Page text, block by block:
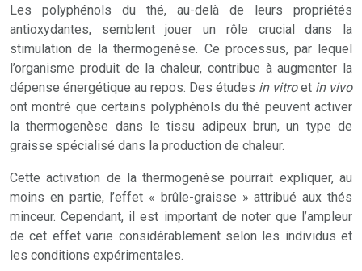
Les polyphénols du thé, au-delà de leurs propriétés
antioxydantes, semblent jouer un rôle crucial dans la
stimulation de la thermogenèse. Ce processus, par lequel
l’organisme produit de la chaleur, contribue à augmenter la
dépense énergétique au repos. Des études in vitroet in vivo
ont montré que certains polyphénols du thé peuvent activer
la thermogenèse dans le tissu adipeux brun, un type de
graisse spécialisé dans la production de chaleur.
Cette activation de la thermogenèse pourrait expliquer, au
moins en partie, l’effet « brûle-graisse » attribué aux thés
minceur. Cependant, il est important de noter que l’ampleur
de cet effet varie considérablement selon les individus et
les conditions expérimentales.